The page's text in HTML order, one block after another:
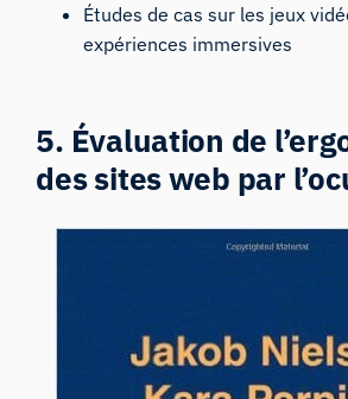
Études de cas sur les jeux
expériences immersives
5. Évaluation de
des sites web par